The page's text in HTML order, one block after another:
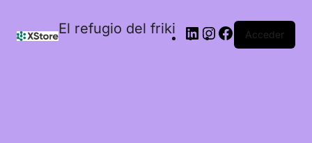
El refugio del friki Acceder